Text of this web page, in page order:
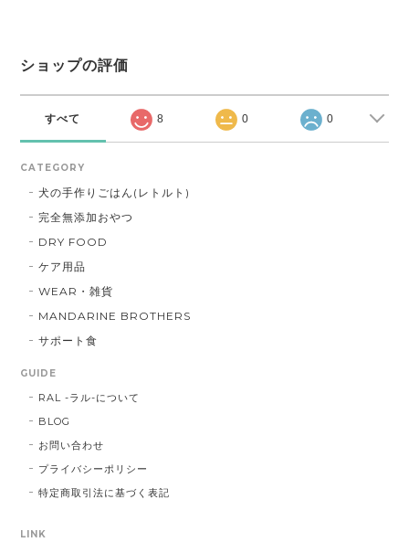
ショップの評価
すべて 8 0 0
CATEGORY
犬の手作りごはん(レトルト)
完全無添加おやつ
DRY FOOD
ケア用品
WEAR・雑貨
MANDARINE BROTHERS
サポート食
GUIDE
RAL -ラル-について
BLOG
お問い合わせ
プライバシーポリシー
特定商取引法に基づく表記
LINK